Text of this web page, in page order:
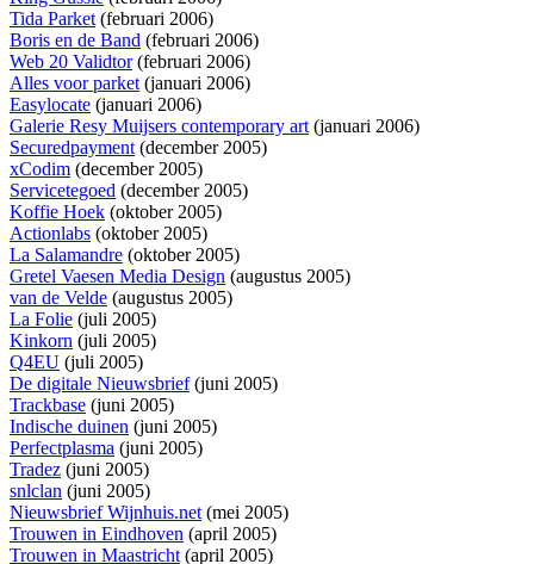
Tida Parket(februari 2006)
Boris en de Band (februari 2006)
Web 20 Validtor(februari 2006)
Alles voor parket(januari 2006)
Easylocate (januari 2006)
Galerie Resy Muijsers contemporary art(januari 2006)
Securedpayment(december 2005)
xCodim (december 2005)
Servicetegoed (december 2005)
Koffie Hoek (oktober 2005)
Actionlabs (oktober 2005)
La Salamandre (oktober 2005)
Gretel Vaesen Media Design (augustus 2005)
van de Velde (augustus 2005)
La Folie (juli 2005)
Kinkorn (juli 2005)
Q4EU (juli 2005)
De digitale Nieuwsbrief(juni 2005)
Trackbase (juni 2005)
Indische duinen (juni 2005)
Perfectplasma (juni 2005)
Tradez (juni 2005)
snlclan (juni 2005)
Nieuwsbrief Wijnhuis.net(mei 2005)
Trouwen in Eindhoven (april 2005)
Trouwen in Maastricht(april 2005)